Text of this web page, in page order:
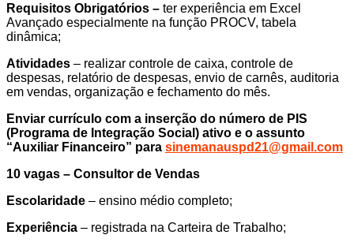
Requisitos Obrigatórios – ter experiência em Excel
Avançado especialmente na função PROCV, tabela
dinâmica;
Atividades – realizar controle de caixa, controle de
despesas, relatório de despesas, envio de carnês, auditoria
em vendas, organização e fechamento do mês.
Enviar currículo com a inserção do número de PIS
(Programa de Integração Social) ativo e o assunto
“Auxiliar Financeiro” para sinemanauspd21@gmail.com
10 vagas – Consultor de Vendas
Escolaridade – ensino médio completo;
Experiência – registrada na Carteira de Trabalho;